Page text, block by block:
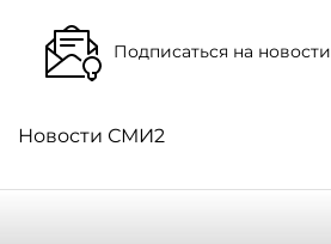
Подписаться на новости
Новости СМИ2